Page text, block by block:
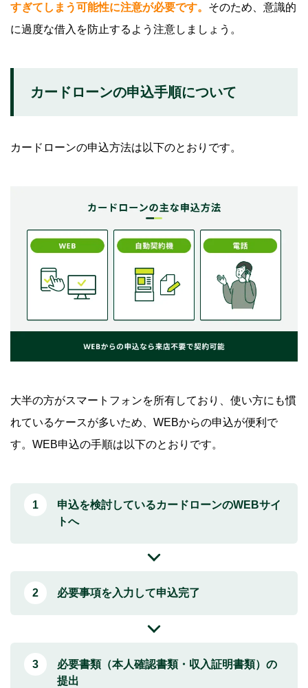
すぎてしまう可能性に注意が必要です。 そのため、意識的
に過度な借入を防止するよう注意しましょう。
カードローンの申込手順について
カードローンの申込方法は以下のとおりです。
大半の方がスマートフォンを所有しており、使い方にも慣
れているケースが多いため、WEBからの申込が便利で
す。WEB申込の手順は以下のとおりです。
申込を検討しているカードローンのWEBサイ
トへ
必要事項を入力して申込完了
必要書類（本人確認書類・収入証明書類）の
提出